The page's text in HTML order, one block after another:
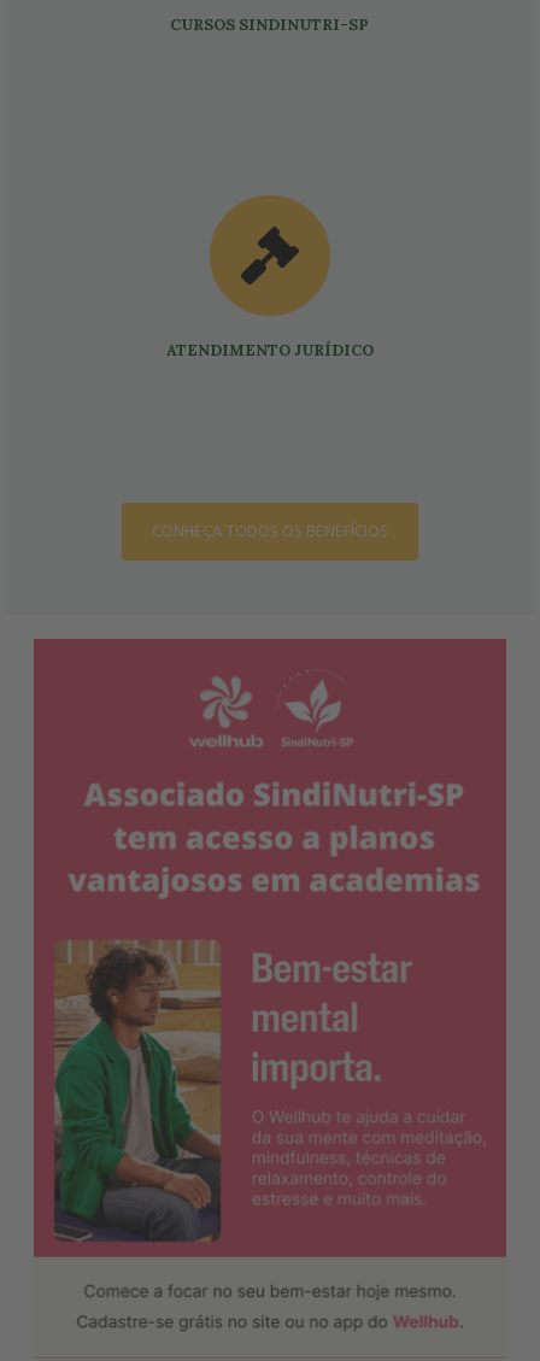
CURSOS SINDINUTRI-SP
ATENDIMENTO JURÍDICO
CONHEÇA TODOS OS BENEFÍCIOS